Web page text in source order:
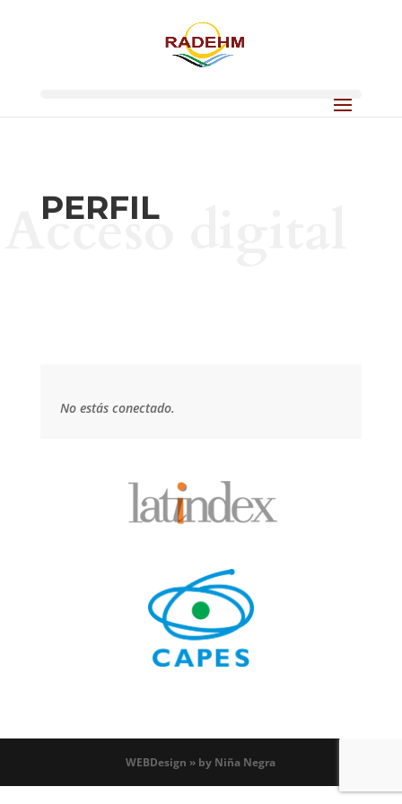
PERFIL
Acceso digital
No estás conectado.
WEBDesign » by Niña Negra